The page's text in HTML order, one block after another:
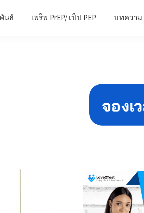
นธ์ เพร็พ PrEP/ เป็ป PEP บทความ
Sidebar